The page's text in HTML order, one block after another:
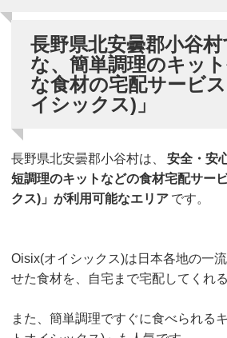
長野県北安曇郡小谷
な、簡単調理のキッ
な食材の宅配サービ
イシックス)」
長野県北安曇郡小谷村は、
安全・安
短調理のキットなどの食材宅配サー
クス)」が利用可能なエリア です。
Oisix(オイシックス)は日本各地の一
せた食材を、自宅まで宅配してくれ
また、簡単調理ですぐに食べられる